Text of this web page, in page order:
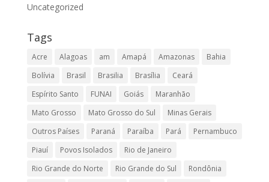
Uncategorized
Tags
Acre Alagoas am Amapá Amazonas
Bahia
Bolívia
Brasil Brasilia Brasília
Ceará
Espírito Santo
FUNAI Goiás
Maranhão
Mato Grosso
Mato Grosso do Sul
Minas Gerais
Outros Países
Paraná Paraíba Pará
Pernambuco
Piauí
Povos Isolados
Rio de Janeiro
Rio Grande do Norte
Rio Grande do Sul
Rondônia